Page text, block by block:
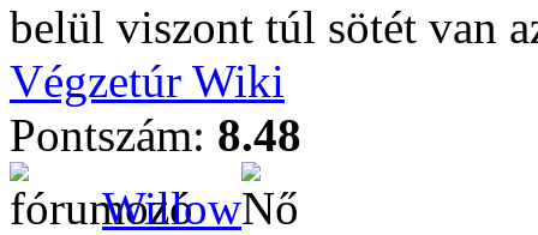
belül viszont túl sötét van
Végzetúr Wiki
Pontszám: 8.48
Willow